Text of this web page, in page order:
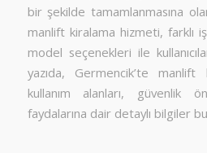
bir şekilde tamamlanmasına
manlift kiralama hizmeti, farklı
model seçenekleri ile
yazıda, Germencik’te manlift
kullanım alanları, güvenlik
faydalarına dair detaylı bilgiler